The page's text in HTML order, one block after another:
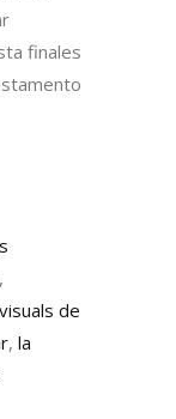
finales
,
de
, la